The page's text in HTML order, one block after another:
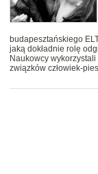
budapesztańskiego
jaką dokładnie rolę
Naukowcy
związków człowiek-